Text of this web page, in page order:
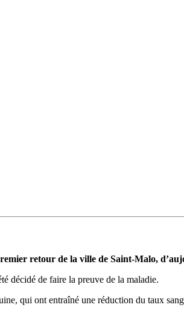
retour de la ville de Saint-Malo,
décidé de faire la preuve de la maladie.
qui ont entraîné une réduction du taux